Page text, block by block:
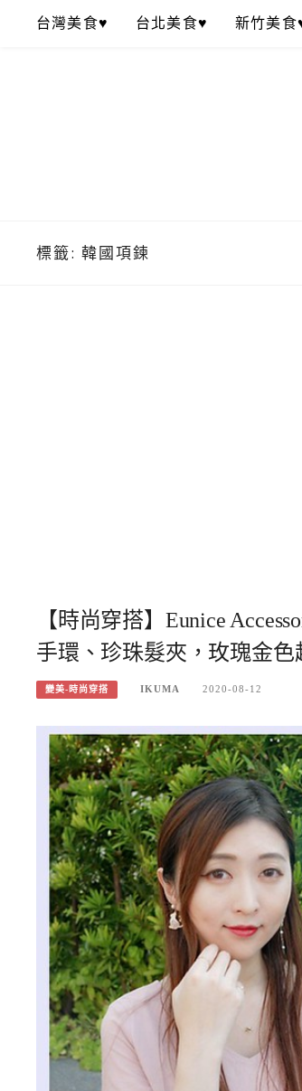
台灣美食♥ 台北美食♥ 新竹美食
標籤: 韓國項鍊
【時尚穿搭】Eunice
手環、珍珠髮夾，玫瑰金色
變美-時尚穿搭 IKUMA 2020-08-12